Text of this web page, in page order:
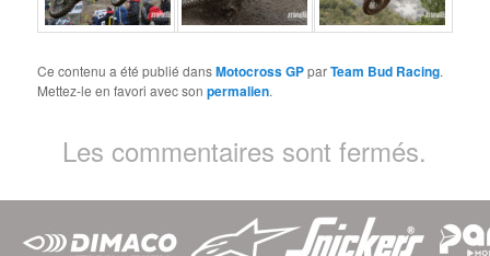
Ce contenu a été publié dansMotocross GPparTeam Bud Racing.
Mettez-le en favori avec sonpermalien.
Les commentaires sont fermés.